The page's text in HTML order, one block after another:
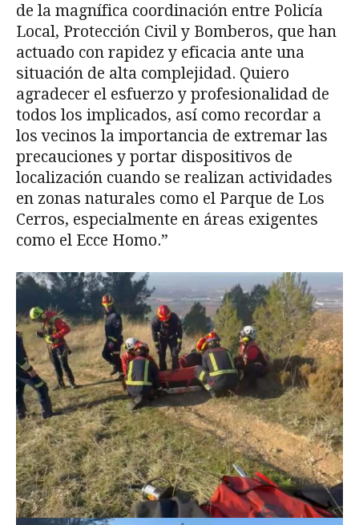
de la magnífica coordinación entre Policía
Local, Protección Civil y Bomberos, que han
actuado con rapidez y eficacia ante una
situación de alta complejidad. Quiero
agradecer el esfuerzo y profesionalidad de
todos los implicados, así como recordar a
los vecinos la importancia de extremar las
precauciones y portar dispositivos de
localización cuando se realizan actividades
en zonas naturales como el Parque de Los
Cerros, especialmente en áreas exigentes
como el Ecce Homo.”